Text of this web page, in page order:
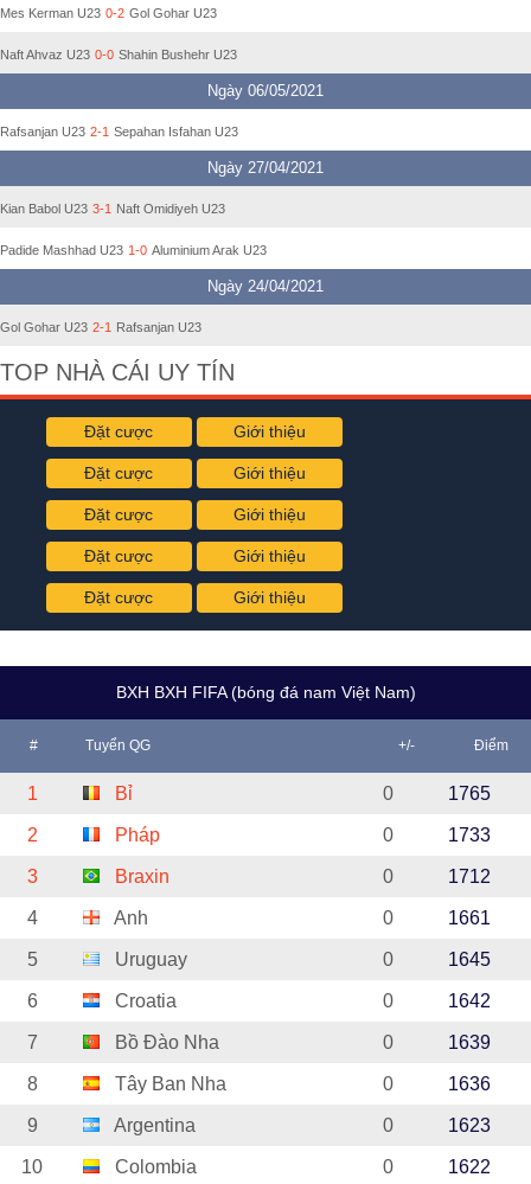
Mes Kerman U23 0-2 Gol Gohar U23
Naft Ahvaz U23 0-0 Shahin Bushehr U23
Ngày 06/05/2021
Rafsanjan U23 2-1 Sepahan Isfahan U23
Ngày 27/04/2021
Kian Babol U23 3-1 Naft Omidiyeh U23
Padide Mashhad U23 1-0 Aluminium Arak U23
Ngày 24/04/2021
Gol Gohar U23 2-1 Rafsanjan U23
TOP NHÀ CÁI UY TÍN
Đặt cược Giới thiệu
Đặt cược Giới thiệu
Đặt cược Giới thiệu
Đặt cược Giới thiệu
Đặt cược Giới thiệu
BXH BXH FIFA (bóng đá nam Việt Nam)
# Tuyển QG +/- Điểm
1 Bỉ 0 1765
2 Pháp 0 1733
3 Braxin 0 1712
4 Anh 0 1661
5 Uruguay 0 1645
6 Croatia 0 1642
7 Bồ Đào Nha 0 1639
8 Tây Ban Nha 0 1636
9 Argentina 0 1623
10 Colombia 0 1622